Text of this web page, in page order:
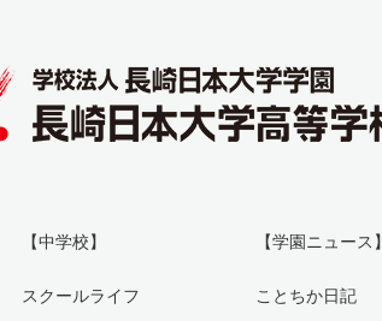
【中学校】
スクールライフ
【学園ニュース】
ことちか日記